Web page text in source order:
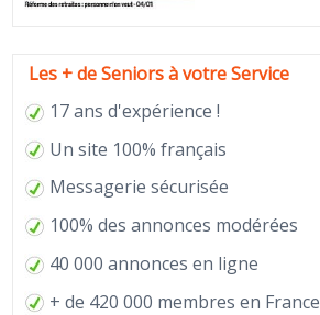
Les + de Seniors à votre Service
17 ans d'expérience !
Un site 100% français
Messagerie sécurisée
100% des annonces modérées
40 000 annonces en ligne
+ de 420 000 membres en France